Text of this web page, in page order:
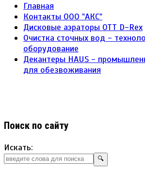
Главная
Контакты ООО "АКС"
Дисковые аэраторы ОТТ D-Rex
Очистка сточных вод -
оборудование
Декантеры HAUS -
для обезвоживания
Поиск по сайту
Искать:
🔍